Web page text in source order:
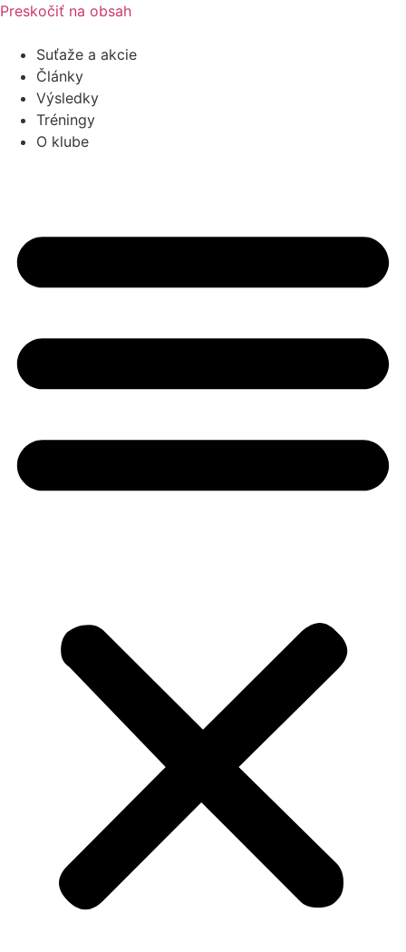
Preskočiť na obsah
Suťaže a akcie
Články
Výsledky
Tréningy
O klube